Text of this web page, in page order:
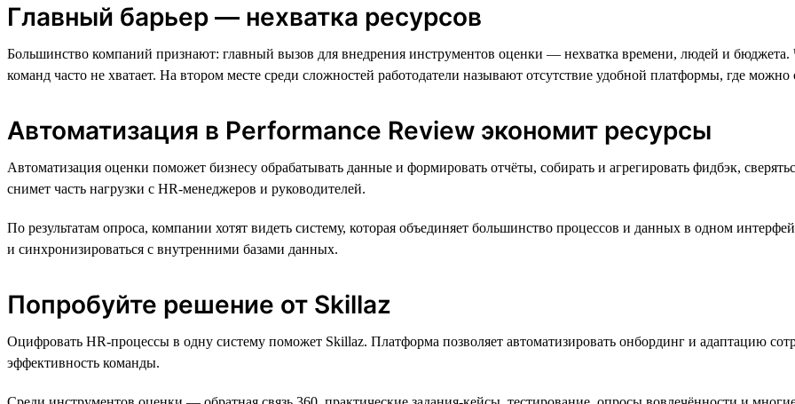
Главный барьер — нехватка ресурсов
Большинство компаний признают: главный вызов для внедрения инструментов оценки — нехватка времени, людей и
команд часто не хватает. На втором месте среди сложностей работодатели называют отсутствие удобной платформы, где
Автоматизация в Performance Review экономит ресурсы
Автоматизация оценки поможет бизнесу обрабатывать данные и формировать отчёты, собирать и агрегировать фидбэк,
снимет часть нагрузки с HR-менеджеров и руководителей.
По результатам опроса, компании хотят видеть систему, которая объединяет большинство процессов и данных в одном
и синхронизироваться с внутренними базами данных.
Попробуйте решение от Skillaz
Оцифровать HR-процессы в одну систему поможет Skillaz. Платформа позволяет автоматизировать онбординг и адаптацию
эффективность команды.